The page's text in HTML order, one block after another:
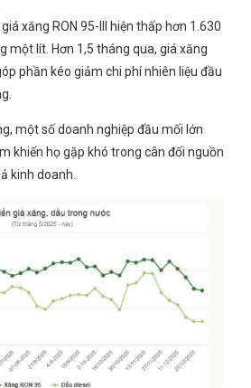
xăng RON 95-III hiện thấp hơn 1.630
một lít. Hơn 1,5 tháng qua, giá xăng
phần kéo giảm chi phí nhiên liệu đầu
một số doanh nghiệp đầu mối lớn
khiến họ gặp khó trong cân đối nguồn
kinh doanh.